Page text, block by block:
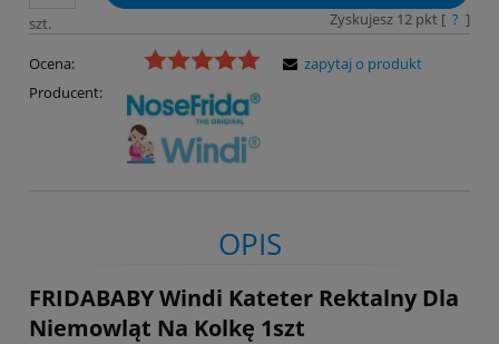
szt. Zyskujesz 12pkt [ ? ]
Ocena:
Producent:
zapytaj o produkt
OPIS
FRIDABABY Windi Kateter Rektalny Dla
Niemowląt Na Kolkę 1szt